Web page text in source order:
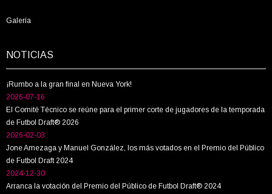
Galería
NOTICIAS
¡Rumbo a la gran final en Nueva York!
2026-07-16
El Comité Técnico se reúne para el primer corte de jugadores de la temporada
de Futbol Draft® 2026
2026-02-03
Jone Amezaga y Manuel González, los más votados en el Premio del Público
de Futbol Draft 2024
2024-12-30
Arranca la votación del Premio del Público de Futbol Draft® 2024